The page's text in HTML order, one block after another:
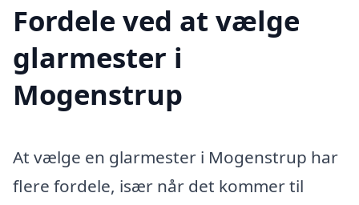
Fordele ved at vælge
glarmester i
Mogenstrup
At vælge en glarmester i Mogenstrup har
flere fordele, især når det kommer til